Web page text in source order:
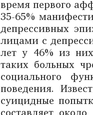
время первого
35-65%
депрессивных
лицами с
лет у 46% из
таких больных
социального
поведения.
суицидные